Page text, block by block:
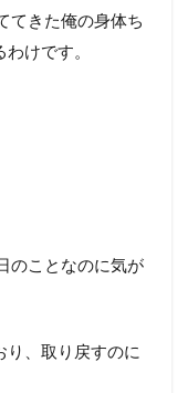
てきた俺の身体ち
けです。
のことなのに気が
り、取り戻すのに